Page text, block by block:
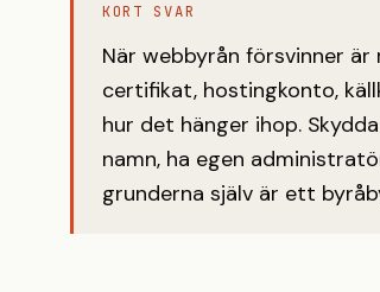
KORT SVAR
När webbyrån försvinner
certifikat, hostingkonto,
hur det hänger ihop.
namn, ha egen
grunderna själv är ett